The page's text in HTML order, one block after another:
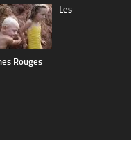
Les
Rouges